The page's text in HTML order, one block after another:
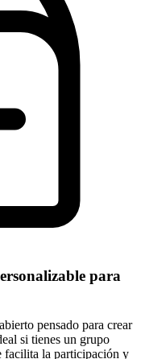
para
pensado para crear
si tienes un grupo
facilita la participación y